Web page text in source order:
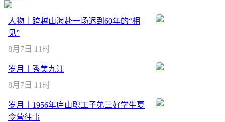
人物｜跨越山海赴一场迟到60年的“相
见”
8月7日 11时
岁月丨秀美九江
8月7日 11时
岁月丨1956年庐山职工子弟三好学生夏
令营往事